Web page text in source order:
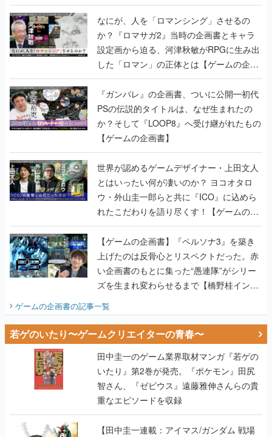
書】
なにが、人を「ロマンシング」させるの
か？『ロマサガ2』当時の企画書とキャラ
設定画から迫る、河津秋敏がRPGに生み出
した「ロマン」の正体とは【ゲームの企画
書】
『ガンパレ』の企画書、ついに公開━初代
PSの伝説的タイトルは、なぜ生まれたの
か？そして『LOOP8』へ受け継がれたもの
【ゲームの企画書】
世界が認めるゲームデザイナー・上田文人
とはいったい何が凄いのか？ ヨコオタロ
ウ・外山圭一郎らと共に『ICO』に込めら
れたこだわりを語り尽くす！【ゲームの企
画書】
【ゲームの企画書】『ペルソナ3』を築き
上げたのは反骨心とリスペクトだった。赤
い企画書のもとに集った“愚連隊”がシリー
ズを生まれ変わらせるまで【橋野桂インタ
ゲームの企画書の記事一覧
若ゲのいたり〜ゲームクリエイターの青春〜
田中圭一のゲーム業界取材マンガ『若ゲの
いたり』第2巻が発売。『ポケモン』田尻
智さん、『ゼビウス』遠藤雅伸さんらの貴
重なエピソードを収録
【田中圭一連載：アイマス/ガンダム 戦場